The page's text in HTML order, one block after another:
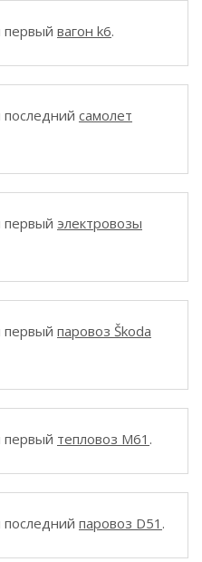
вагон k6.
самолет
электровозы
паровоз Škoda
тепловоз M61 .
паровоз D51 .